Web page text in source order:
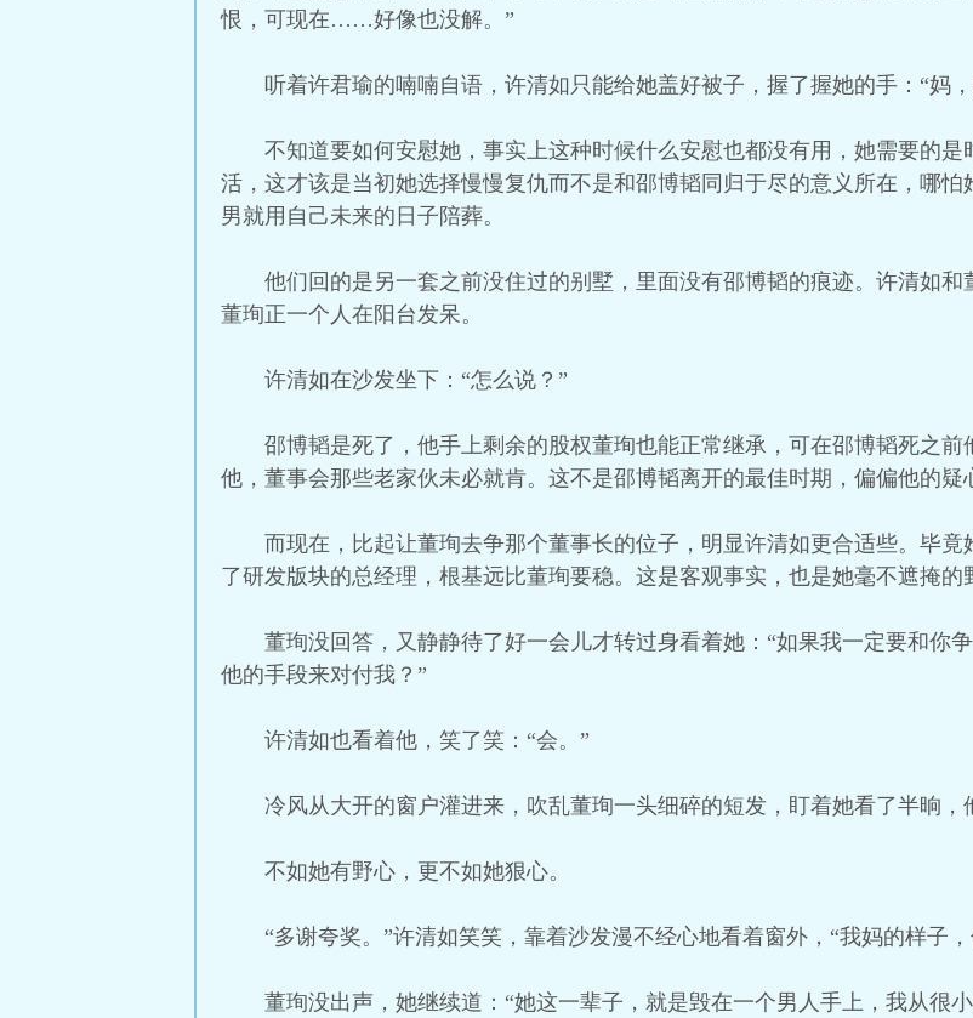
恨，可现在……好像也没解。”
听着许君瑜的喃喃自语，许清如只能给她盖好被子，握了握她的手：“妈
不知道要如何安慰她，事实上这种时候什么安慰也都没有用，她需要的
活，这才该是当初她选择慢慢复仇而不是和邵博韬同归于尽的意义所在，哪
男就用自己未来的日子陪葬。
他们回的是另一套之前没住过的别墅，里面没有邵博韬的痕迹。许清如和
董珣正一个人在阳台发呆。
许清如在沙发坐下：“怎么说？”
邵博韬是死了，他手上剩余的股权董珣也能正常继承，可在邵博韬死之
他，董事会那些老家伙未必就肯。这不是邵博韬离开的最佳时期，偏偏他的疑
而现在，比起让董珣去争那个董事长的位子，明显许清如更合适些。毕
了研发版块的总经理，根基远比董珣要稳。这是客观事实，也是她毫不遮掩的
董珣没回答，又静静待了好一会儿才转过身看着她：“如果我一定要和
他的手段来对付我？”
许清如也看着他，笑了笑：“会。”
冷风从大开的窗户灌进来，吹乱董珣一头细碎的短发，盯着她看了半晌
不如她有野心，更不如她狠心。
“多谢夸奖。”许清如笑笑，靠着沙发漫不经心地看着窗外，“我妈的样子
董珣没出声，她继续道：“她这一辈子，就是毁在一个男人手上，我从很